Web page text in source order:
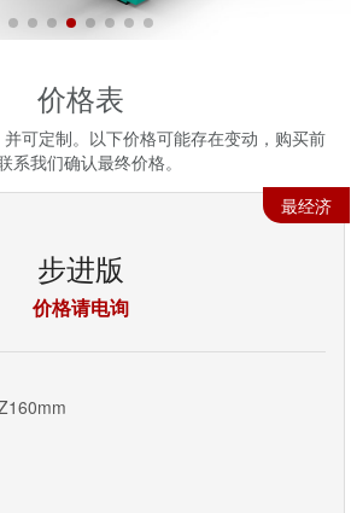
价格表
可定制。以下价格可能存在变动，购买前
系我们确认最终价格。
最经济
步进版
价格请电询